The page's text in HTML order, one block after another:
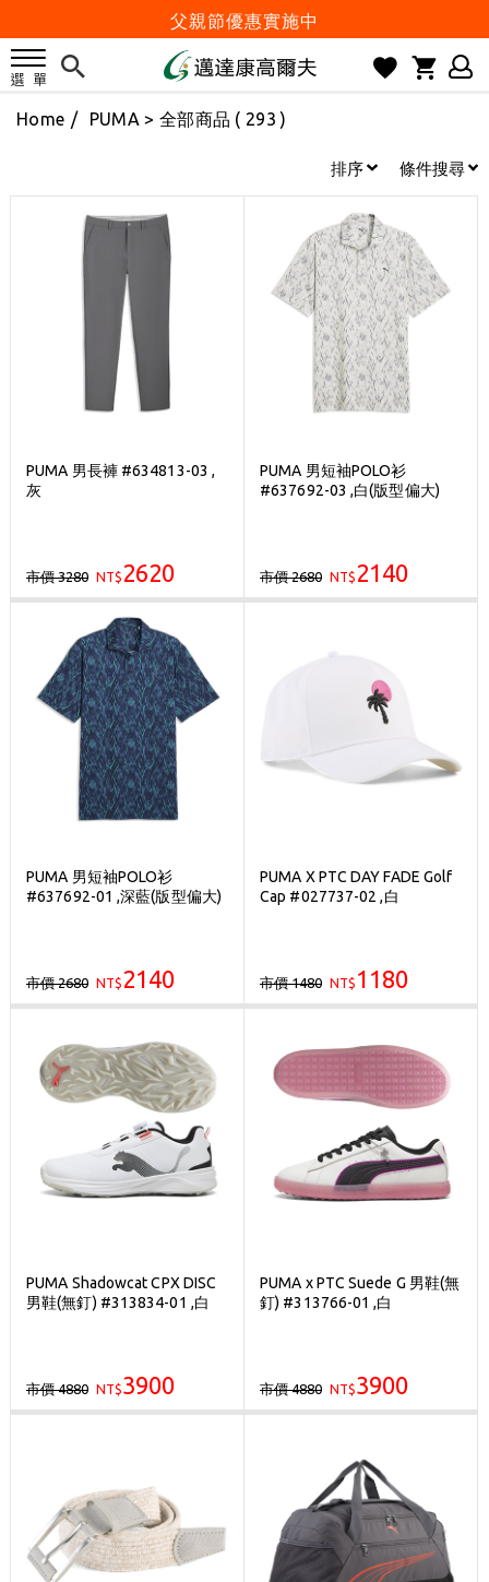
父親節優惠實施中
2026邁達康盃 開始受理報名
防詐騙! 勿信來路不明連結及優惠
歡迎體驗公益店Friends Screen模擬器
刷台新卡滿 $6000 分 3 期 0 利率
Golf Point 會員回饋積點
消費滿 $2000 享免運
Happy Father's Day
父親節優惠實施中
2026邁達康盃 開始受理報名
7月份 門市免費試打日程 已公佈!
歡迎體驗公益店Friends Screen模擬器
消費滿 $2000 享免運
Home / PUMA > 全部商品 ( 293 )
排序 條件搜尋
PUMA 男長褲 #634813-03 ,
灰
市價 3280 NT$ 2620
PUMA 男短袖POLO衫
#637692-03 ,白(版型偏大)
市價 2680 NT$ 2140
PUMA 男短袖POLO衫
#637692-01 ,深藍(版型偏大)
市價 2680 NT$ 2140
PUMA X PTC DAY FADE Golf
Cap #027737-02 ,白
市價 1480 NT$ 1180
PUMA Shadowcat CPX DISC
男鞋(無釘) #313834-01 ,白
市價 4880 NT$3900
PUMA x PTC Suede G 男鞋(無
釘) #313766-01 ,白
市價 4880 NT$3900